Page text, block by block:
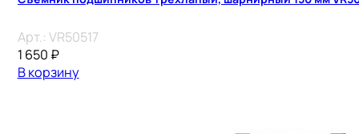
Арт.: VR50517
1 650 ₽
В корзину